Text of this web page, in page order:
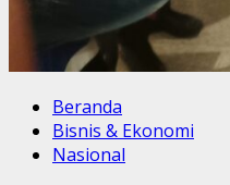
Beranda
Bisnis & Ekonomi
Nasional